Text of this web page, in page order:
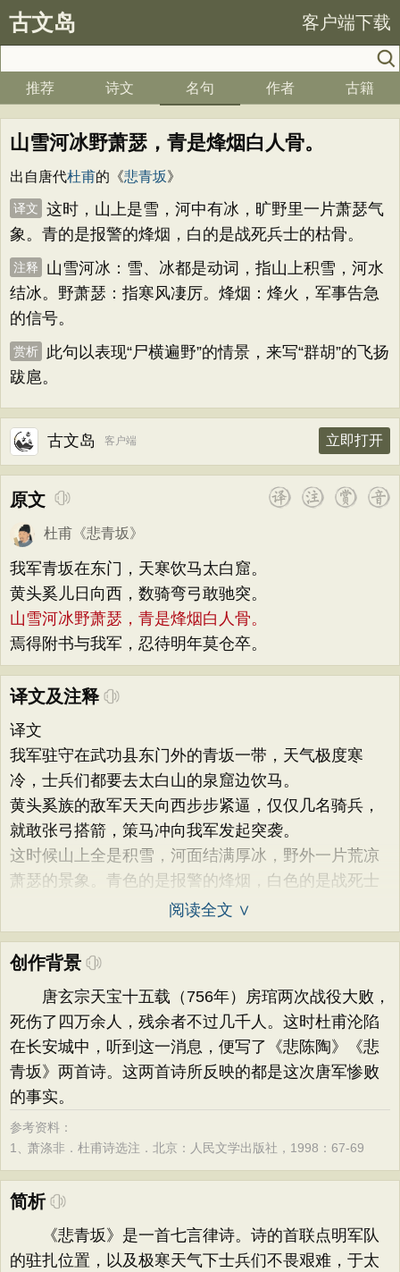
古文岛 客户端下载
推荐 诗文 名句 作者 古籍
山雪河冰野萧瑟，青是烽烟白人骨。
出自唐代杜甫的《悲青坂》
译文
这时，山上是雪，河中有冰，旷野里一片萧瑟气
象。青的是报警的烽烟，白的是战死兵士的枯骨。
注释
山雪河冰：雪、冰都是动词，指山上积雪，河水
结冰。野萧瑟：指寒风凄厉。烽烟：烽火，军事告急
的信号。
赏析
此句以表现“尸横遍野”的情景，来写“群胡”的飞扬
跋扈。
古文岛 客户端 立即打开
原文
杜甫 《悲青坂》
我军青坂在东门，天寒饮马太白窟。
黄头奚儿日向西，数骑弯弓敢驰突。
山雪河冰野萧瑟，青是烽烟白人骨。
焉得附书与我军，忍待明年莫仓卒。
译文及注释
译文
我军驻守在武功县东门外的青坂一带，天气极度寒
冷，士兵们都要去太白山的泉窟边饮马。
黄头奚族的敌军天天向西步步紧逼，仅仅几名骑兵，
就敢张弓搭箭，策马冲向我军发起突袭。
这时候山上全是积雪，河面结满厚冰，野外一片荒凉
萧瑟的景象。青色的是报警的烽烟，白色的是战死士
阅读全文 ∨
创作背景
唐玄宗天宝十五载（756年）房琯两次战役大败，
死伤了四万余人，残余者不过几千人。这时杜甫沦陷
在长安城中，听到这一消息，便写了《悲陈陶》《悲
青坂》两首诗。这两首诗所反映的都是这次唐军惨败
的事实。
参考资料：
1、萧涤非．杜甫诗选注．北京：人民文学出版社，1998：67-69
简析
《悲青坂》是一首七言律诗。诗的首联点明军队
的驻扎位置，以及极寒天气下士兵们不畏艰难，于太